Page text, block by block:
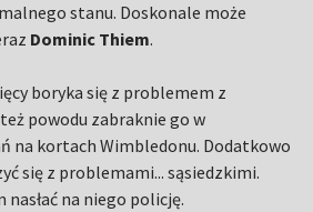
stanu. Doskonale może
Dominic Thiem.
boryka się z problemem z
powodu zabraknie go w
na kortach Wimbledonu. Dodatkowo
się z problemami... sąsiedzkimi.
na niego policję.